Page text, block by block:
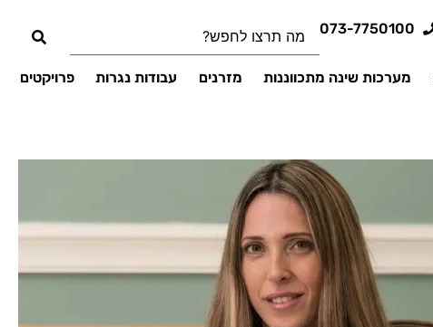
073-7750100
מערכות שינה מתכווננות מזרנים עבודות נגרות פרויקטים